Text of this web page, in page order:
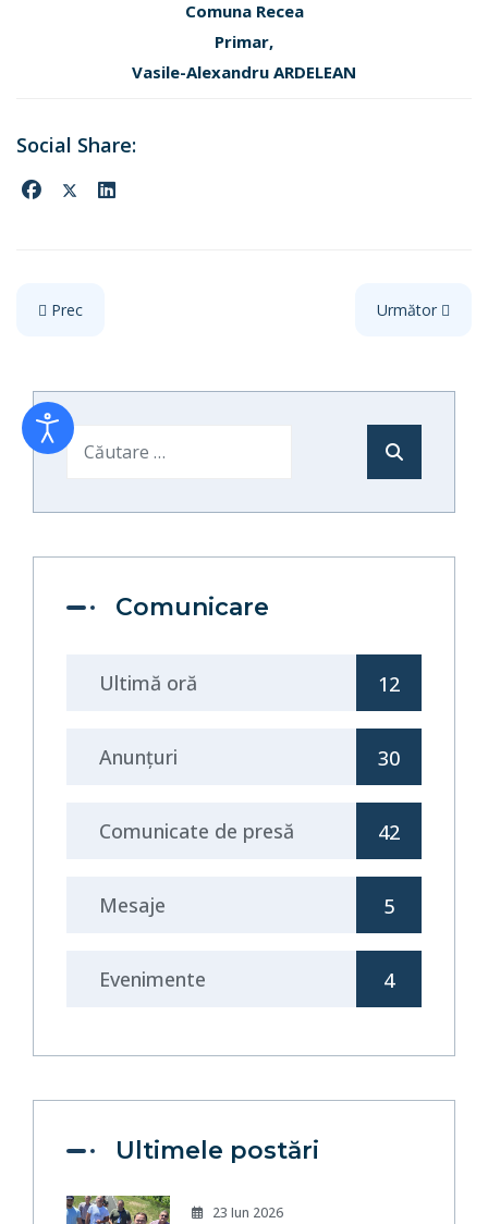
Comuna Recea
Primar,
Vasile-Alexandru ARDELEAN
Articol precedent: Consultare publică – Schema de Energie
Prec Articolul
Următor
Cautare
Comunicare
Ultimă oră 12
Anunţuri 30
Comunicate de presă 42
Mesaje 5
Evenimente 4
Ultimele postări
23 Iun 2026